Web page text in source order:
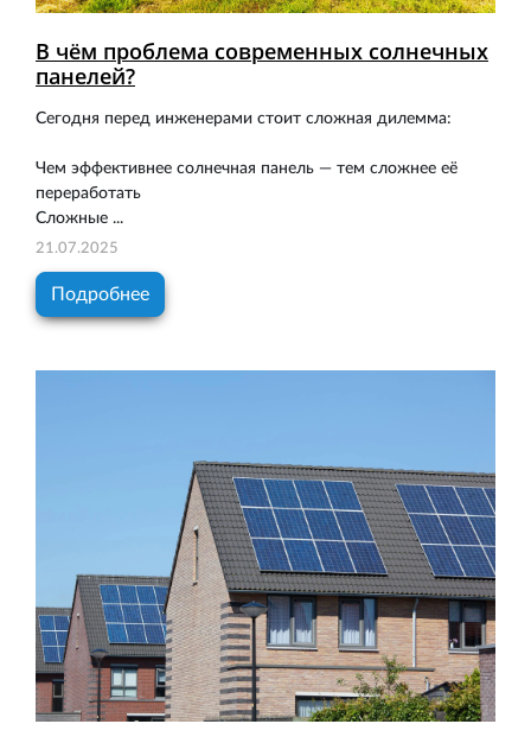
В чём проблема современных солнечных
панелей?
Сегодня перед инженерами стоит сложная дилемма:
Чем эффективнее солнечная панель — тем сложнее её
переработать
Сложные ...
21.07.2025
Подробнее